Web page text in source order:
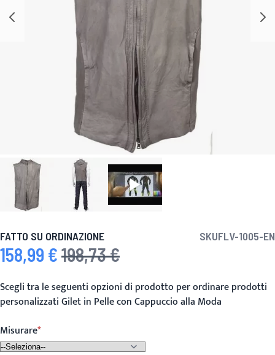
FATTO SU ORDINAZIONE SKUFLV-1005-EN
Prezzo speciale
158,99 € Prezzo predefinito
198,73 €
Scegli tra le seguenti opzioni di prodotto per ordinare prodotti
personalizzati Gilet in Pelle con Cappuccio alla Moda
Misurare